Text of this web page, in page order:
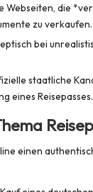
Webseiten, die
zu verkaufen.
bei
staatliche
eines Reisepasses.
einen